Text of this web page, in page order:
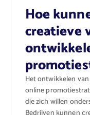
Hoe
creatieve
Het ontwikkelen
online
die zich willen